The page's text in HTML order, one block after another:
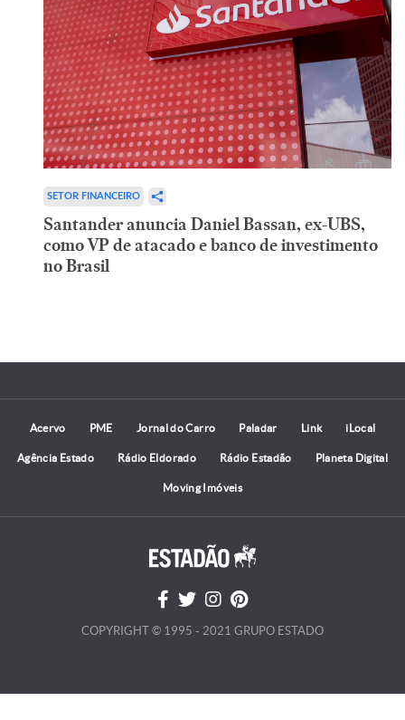
SETOR FINANCEIRO
Santander anuncia Daniel Bassan, ex-UBS,
como VP de atacado e banco de investimento
no Brasil
Acervo PME Jornal do Carro Paladar Link iLocal
Agência Estado Rádio Eldorado Rádio Estadão Planeta Digital
Moving Imóveis
COPYRIGHT © 1995 - 2021 GRUPO ESTADO